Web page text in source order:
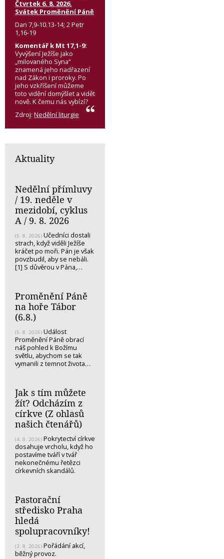
Čtvrtek 6. 8. 2026,
Svátek Proměnění Páně
Dan 7,9-10.13-14; 2 Petr
1,16-19
Komentář k Mt 17,1-9:
Vyvýšení Ježíše jako
„milovaného Syna“
znamená jeho nadřazení
nad Zákon i proroky. Po
jeho vzkříšení můžeme
toto vidění domýšlet a vidět
nově. K čemu nás vybízí?
Zdroj: Nedělní liturgie
Aktuality
Nedělní přímluvy
/ 19. neděle v
mezidobí, cyklus
A / 9. 8. 2026
(5. 8. 2026) Učedníci dostali
strach, když viděli Ježíše
kráčet po moři. Pán je však
povzbudil, aby se nebáli.
[1] S důvěrou v Pána,…
Proměnění Páně
na hoře Tábor
(6.8.)
(5. 8. 2026) Událost
Proměnění Páně obrací
náš pohled k Božímu
světlu, abychom se tak
vymanili z temnot života…
Jak s tím můžete
žít? Odcházím z
církve (Z ohlasů
našich čtenářů)
(4. 8. 2026) Pokrytectví církve
dosahuje vrcholu, když ho
postavíme tváří v tvář
nekonečnému řetězci
církevních skandálů.
Pastorační
středisko Praha
hledá
spolupracovníky!
(3. 8. 2026) Pořádání akcí,
běžný provoz.